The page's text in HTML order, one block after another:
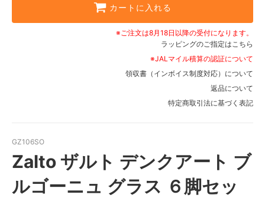
カートに入れる
※ご注文は8月18日以降の受付になります。
ラッピングのご指定はこちら
※JALマイル積算の認証について
領収書（インボイス制度対応）について
返品について
特定商取引法に基づく表記
GZ106SO
Zalto ザルト デンクアート ブ
ルゴーニュ グラス ６脚セッ